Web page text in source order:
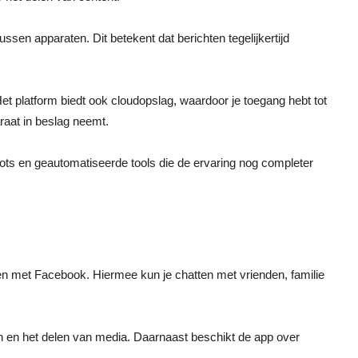
apparaten. Dit betekent dat berichten tegelijkertijd
platform biedt ook cloudopslag, waardoor je toegang hebt tot
in beslag neemt.
en geautomatiseerde tools die de ervaring nog completer
met Facebook. Hiermee kun je chatten met vrienden, familie
het delen van media. Daarnaast beschikt de app over